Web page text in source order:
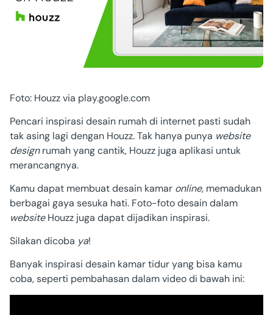
Foto: Houzz via play.google.com
Pencari inspirasi desain rumah di internet pasti sudah
tak asing lagi dengan Houzz. Tak hanya punya website
designrumah yang cantik, Houzz juga aplikasi untuk
merancangnya.
Kamu dapat membuatdesain kamar online, memadukan
berbagai gaya sesuka hati. Foto-foto desain dalam
websiteHouzz juga dapat dijadikan inspirasi.
Silakan dicoba ya!
Banyak inspirasi desain kamar tidur yang bisa kamu
coba, seperti pembahasan dalam video di bawah ini: